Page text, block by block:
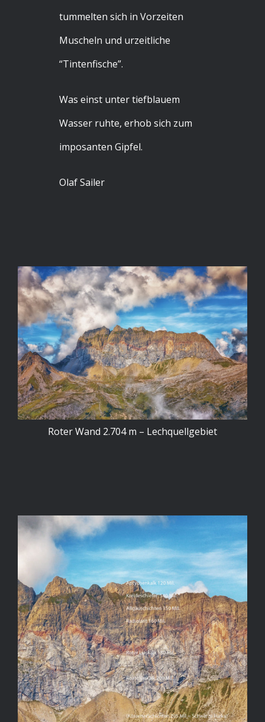
tummelten sich in Vorzeiten
Muscheln und urzeitliche
“Tintenfische”.
Was einst unter tiefblauem
Wasser ruhte, erhob sich zum
imposanten Gipfel.
Olaf Sailer
Roter Wand 2.704 m – Lechquellgebiet